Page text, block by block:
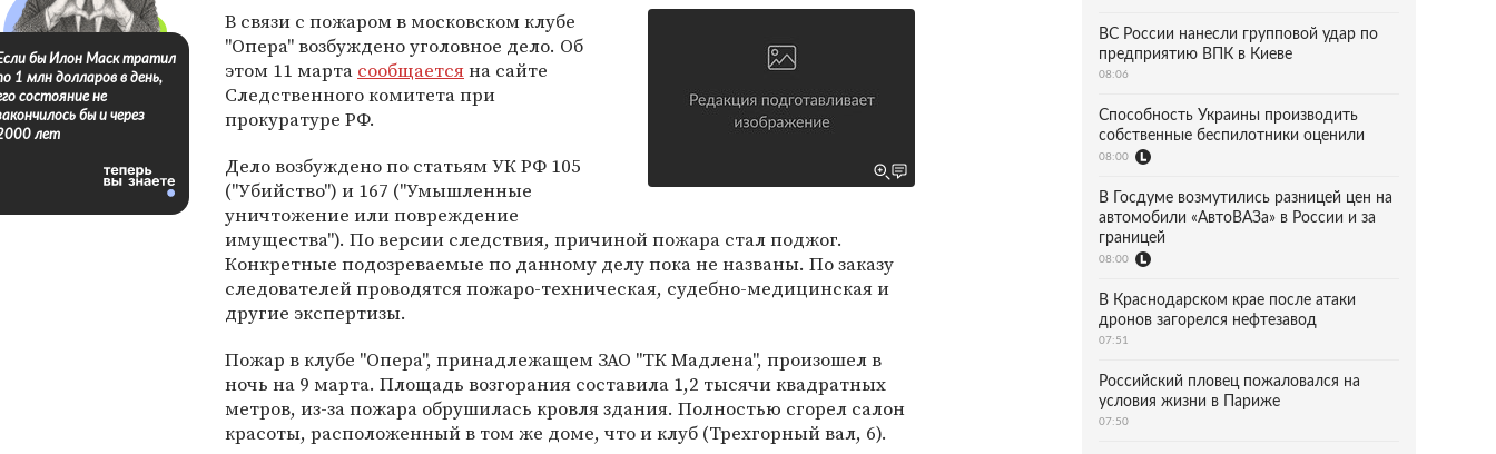
В связи с пожаром в московском клубе
"Опера" возбуждено уголовное дело. Об
этом 11 марта сообщаетсяна сайте
Следственного комитета при
прокуратуре РФ.
Дело возбуждено по статьям УК РФ 105
("Убийство") и 167 ("Умышленные
уничтожение или повреждение
имущества"). По версии следствия, причиной пожара стал поджог.
Конкретные подозреваемые по данному делу пока не названы. По заказу
следователей проводятся пожаро-техническая, судебно-медицинская и
другие экспертизы.
Пожар в клубе "Опера", принадлежащем ЗАО "ТК Мадлена", произошел в
ночь на 9 марта. Площадь возгорания составила 1,2 тысячи квадратных
метров, из-за пожара обрушилась кровля здания. Полностью сгорел салон
красоты, расположенный в том же доме, что и клуб (Трехгорный вал, 6).
бы Илон Маск тратил
1 млн долларов в день,
состояние не
бы и через
лет
ВС России нанесли групповой удар по
предприятию ВПК в Киеве
08:06
Способность Украины производить
собственные беспилотники оценили
08:00
В Госдуме возмутились разницей цен на
автомобили «АвтоВАЗа» в России и за
границей
08:00
В Краснодарском крае после атаки
дронов загорелся нефтезавод
07:51
Российский пловец пожаловался на
условия жизни в Париже
07:50